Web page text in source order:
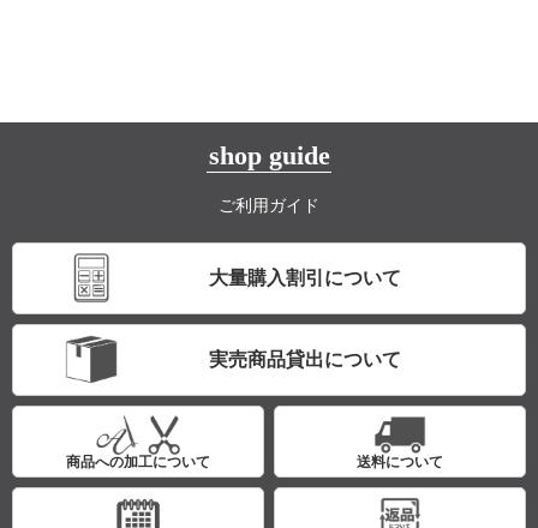
shop guide
ご利用ガイド
大量購入割引について
実売商品貸出について
商品への加工について 送料について